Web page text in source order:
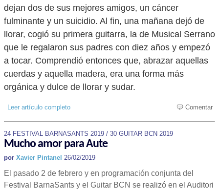
dejan dos de sus mejores amigos, un cáncer
fulminante y un suicidio. Al fin, una mañana dejó de
llorar, cogió su primera guitarra, la de Musical Serrano
que le regalaron sus padres con diez años y empezó
a tocar. Comprendió entonces que, abrazar aquellas
cuerdas y aquella madera, era una forma más
orgánica y dulce de llorar y sudar.
Leer artículo completo Comentar
24 FESTIVAL BARNASANTS 2019 / 30 GUITAR BCN 2019
Mucho amor para Aute
por Xavier Pintanel 26/02/2019
El pasado 2 de febrero y en programación conjunta del
Festival BarnaSants y el Guitar BCN se realizó en el Auditori